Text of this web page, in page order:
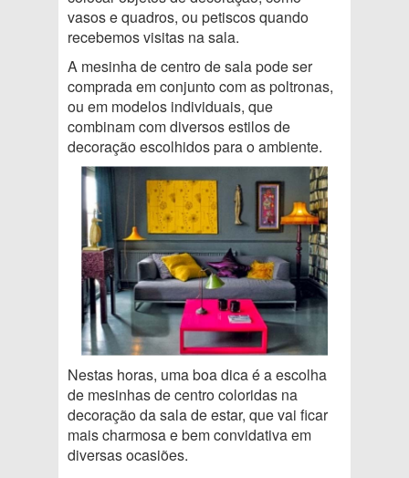
vasos e quadros, ou petiscos quando
recebemos visitas na sala.
A mesinha de centro de sala pode ser
comprada em conjunto com as poltronas,
ou em modelos individuais, que
combinam com diversos estilos de
decoração escolhidos para o ambiente.
Nestas horas, uma boa dica é a escolha
de mesinhas de centro coloridas na
decoração da sala de estar, que vai ficar
mais charmosa e bem convidativa em
diversas ocasiões.